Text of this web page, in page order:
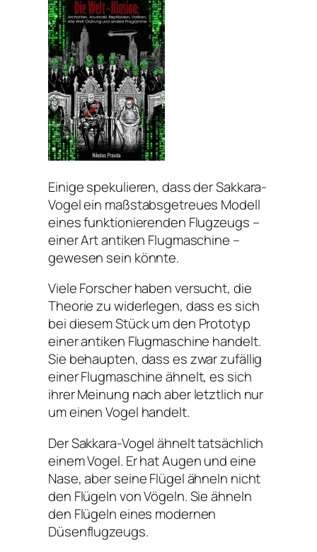
Einige spekulieren, dass der Sakkara-
Vogel ein maßstabsgetreues Modell
eines funktionierenden Flugzeugs –
einer Art antiken Flugmaschine –
gewesen sein könnte.
Viele Forscher haben versucht, die
Theorie zu widerlegen, dass es sich
bei diesem Stück um den Prototyp
einer antiken Flugmaschine handelt.
Sie behaupten, dass es zwar zufällig
einer Flugmaschine ähnelt, es sich
ihrer Meinung nach aber letztlich nur
um einen Vogel handelt.
Der Sakkara-Vogel ähnelt tatsächlich
einem Vogel. Er hat Augen und eine
Nase, aber seine Flügel ähneln nicht
den Flügeln von Vögeln. Sie ähneln
den Flügeln eines modernen
Düsenflugzeugs.